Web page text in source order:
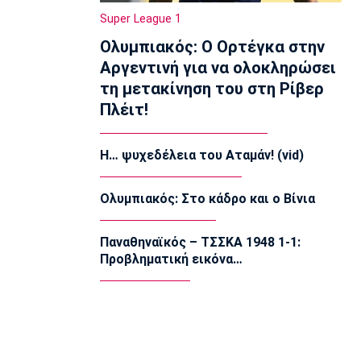
Κολύμβηση
Ολυμπιακός: Ανακοίνωσε τον
Καράμπελα
15:35
Μπάσκετ Ελλάδα
Εθνικές Μπάσκετ
Νεανίδων
EuroLeague
Ο Μπο στη Μπασκόνια
14:50
Super League 1
Ολυμπιακός: Ο Ορτέγκα στην
Αργεντινή για να ολοκληρώσει
τη μετακίνηση του στη Ρίβερ
Πλέιτ!
Η… ψυχεδέλεια του Αταμάν! (vid)
Ολυμπιακός: Στο κάδρο και ο Βίνια
Παναθηναϊκός – ΤΣΣΚΑ 1948 1-1:
Προβληματική εικόνα…